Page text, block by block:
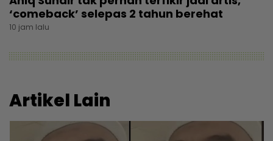
‘comeback’ selepas 2 tahun berehat
10 jam lalu
Artikel Lain